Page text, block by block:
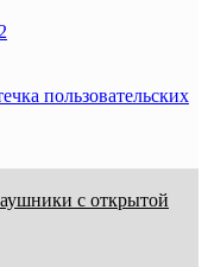
пользовательских
с открытой